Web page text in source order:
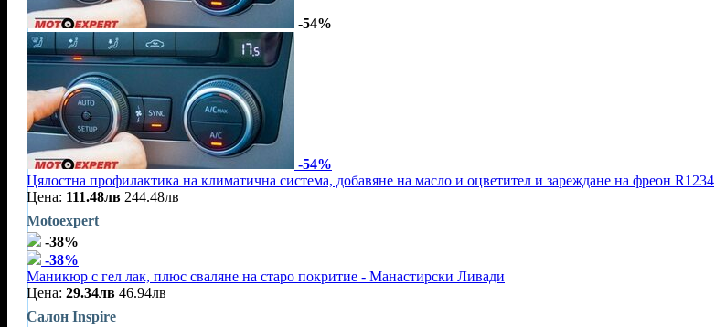
-54%
-54%
Цялостна профилактика на климатична система, добавяне на масло и оцветител и зареждане на фреон R1234
Цена: 111.48лв 244.48лв
Motoexpert
-38%
-38%
Маникюр с гел лак, плюс сваляне на старо покритие - Манастирски Ливади
Цена: 29.34лв 46.94лв
Салон Inspire